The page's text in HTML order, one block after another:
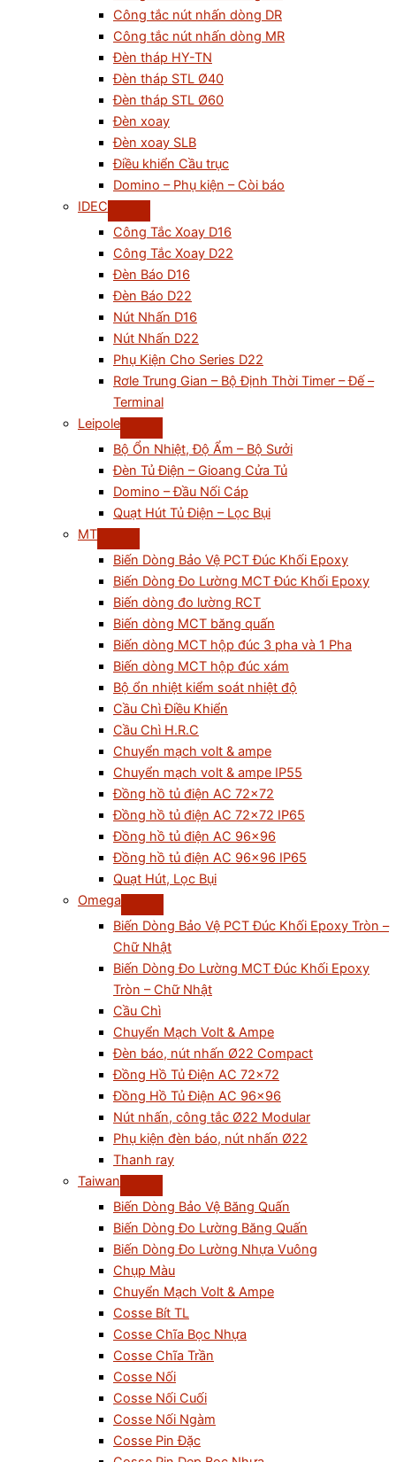
Công tắc nút nhấn dòng DR
Công tắc nút nhấn dòng MR
Đèn tháp HY-TN
Đèn tháp STL Ø40
Đèn tháp STL Ø60
Đèn xoay
Đèn xoay SLB
Điều khiển Cầu trục
Domino – Phụ kiện – Còi báo
IDEC
Công Tắc Xoay D16
Công Tắc Xoay D22
Đèn Báo D16
Đèn Báo D22
Nút Nhấn D16
Nút Nhấn D22
Phụ Kiện Cho Series D22
Rơle Trung Gian – Bộ Định Thời Timer – Đế –
Terminal
Leipole
Bộ Ổn Nhiệt, Độ Ẩm – Bộ Sưởi
Đèn Tủ Điện – Gioang Cửa Tủ
Domino – Đầu Nối Cáp
Quạt Hút Tủ Điện – Lọc Bụi
MT
Biến Dòng Bảo Vệ PCT Đúc Khối Epoxy
Biến Dòng Đo Lường MCT Đúc Khối Epoxy
Biến dòng đo lường RCT
Biến dòng MCT băng quấn
Biến dòng MCT hộp đúc 3 pha và 1 Pha
Biến dòng MCT hộp đúc xám
Bộ ổn nhiệt kiểm soát nhiệt độ
Cầu Chì Điều Khiển
Cầu Chì H.R.C
Chuyển mạch volt & ampe
Chuyển mạch volt & ampe IP55
Đồng hồ tủ điện AC 72×72
Đồng hồ tủ điện AC 72×72 IP65
Đồng hồ tủ điện AC 96×96
Đồng hồ tủ điện AC 96×96 IP65
Quạt Hút, Lọc Bụi
Omega
Biến Dòng Bảo Vệ PCT Đúc Khối Epoxy Tròn –
Chữ Nhật
Biến Dòng Đo Lường MCT Đúc Khối Epoxy
Tròn – Chữ Nhật
Cầu Chì
Chuyển Mạch Volt & Ampe
Đèn báo, nút nhấn Ø22 Compact
Đồng Hồ Tủ Điện AC 72×72
Đồng Hồ Tủ Điện AC 96×96
Nút nhấn, công tắc Ø22 Modular
Phụ kiện đèn báo, nút nhấn Ø22
Thanh ray
Taiwan
Biến Dòng Bảo Vệ Băng Quấn
Biến Dòng Đo Lường Băng Quấn
Biến Dòng Đo Lường Nhựa Vuông
Chụp Màu
Chuyển Mạch Volt & Ampe
Cosse Bít TL
Cosse Chĩa Bọc Nhựa
Cosse Chĩa Trần
Cosse Nối
Cosse Nối Cuối
Cosse Nối Ngàm
Cosse Pin Đặc